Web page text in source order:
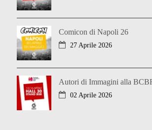
Comicon di Napoli 26
27 Aprile 2026
Autori di Immagini alla
02 Aprile 2026